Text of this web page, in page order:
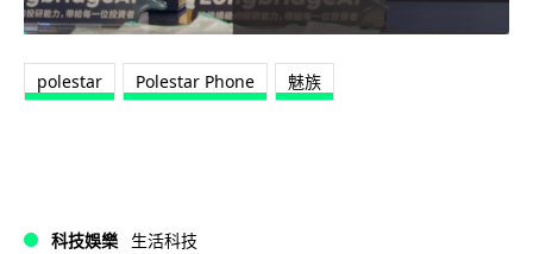
polestar Polestar Phone 魅族
科技娛樂 生活科技